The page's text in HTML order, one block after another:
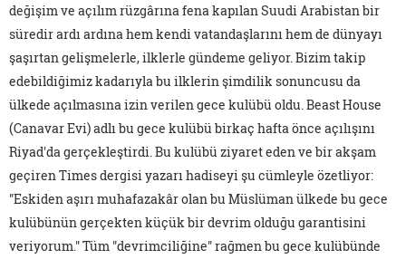
değişim ve açılım rüzgârına fena kapılan Suudi Arabistan bir
süredir ardı ardına hem kendi vatandaşlarını hem de dünyayı
şaşırtan gelişmelerle, ilklerle gündeme geliyor. Bizim takip
edebildiğimiz kadarıyla bu ilklerin şimdilik sonuncusu da
ülkede açılmasına izin verilen gece kulübü oldu. Beast House
(Canavar Evi) adlı bu gece kulübü birkaç hafta önce açılışını
Riyad'da gerçekleştirdi. Bu kulübü ziyaret eden ve bir akşam
geçiren Times dergisi yazarı hadiseyi şu cümleyle özetliyor:
"Eskiden aşırı muhafazakâr olan bu Müslüman ülkede bu gece
kulübünün gerçekten küçük bir devrim olduğu garantisini
veriyorum." Tüm "devrimciliğine" rağmen bu gece kulübünde